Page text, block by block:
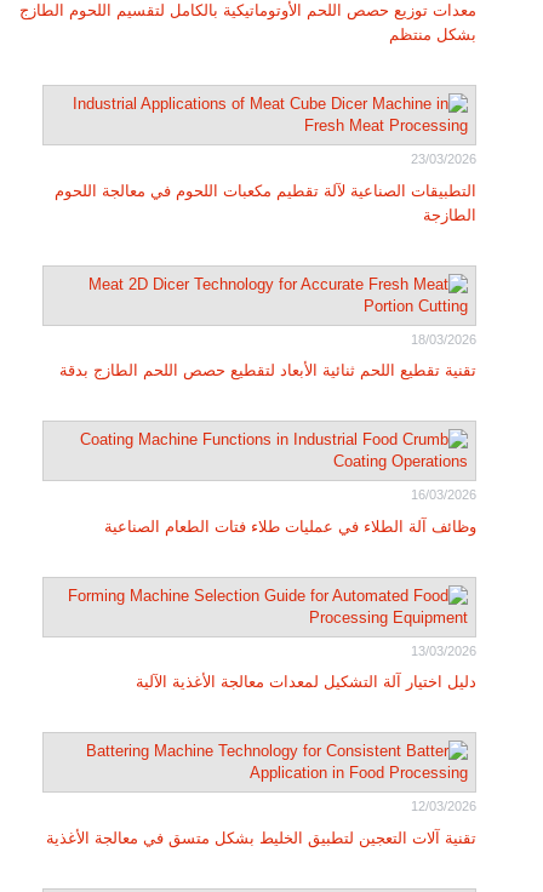
معدات توزيع حصص اللحم الأوتوماتيكية بالكامل لتقسيم اللحوم الطازج
بشكل منتظم
23/03/2026
التطبيقات الصناعية لآلة تقطيم مكعبات اللحوم في معالجة اللحوم
الطازجة
18/03/2026
تقنية تقطيع اللحم ثنائية الأبعاد لتقطيع حصص اللحم الطازج بدقة
16/03/2026
وظائف آلة الطلاء في عمليات طلاء فتات الطعام الصناعية
13/03/2026
دليل اختيار آلة التشكيل لمعدات معالجة الأغذية الآلية
12/03/2026
تقنية آلات التعجين لتطبيق الخليط بشكل متسق في معالجة الأغذية